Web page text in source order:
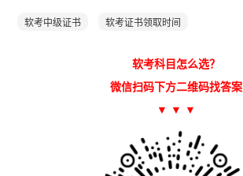
软考中级证书 软考证书领取时间
软考科目怎么选？
微信扫码下方二维码找答案
▼ ▼ ▼